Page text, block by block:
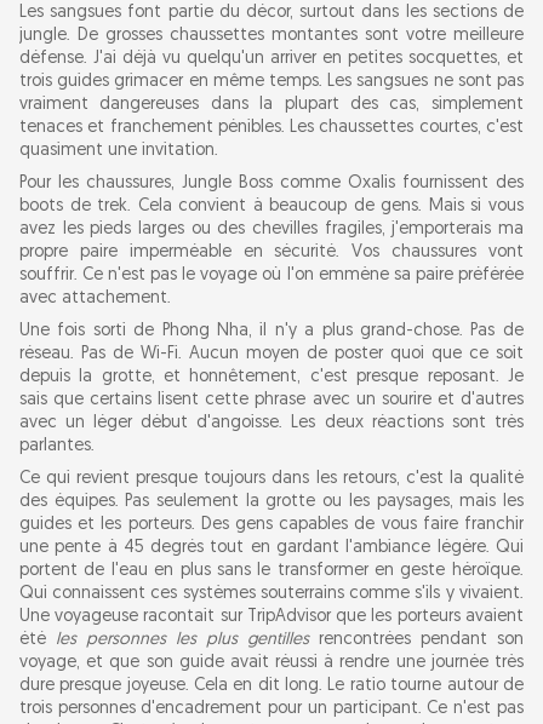
Les sangsues font partie du décor, surtout dans les sections de
jungle. De grosses chaussettes montantes sont votre meilleure
défense. J'ai déjà vu quelqu'un arriver en petites socquettes, et
trois guides grimacer en même temps. Les sangsues ne sont pas
vraiment dangereuses dans la plupart des cas, simplement
tenaces et franchement pénibles. Les chaussettes courtes, c'est
quasiment une invitation.
Pour les chaussures, Jungle Boss comme Oxalis fournissent des
boots de trek. Cela convient à beaucoup de gens. Mais si vous
avez les pieds larges ou des chevilles fragiles, j'emporterais ma
propre paire imperméable en sécurité. Vos chaussures vont
souffrir. Ce n'est pas le voyage où l'on emmène sa paire préférée
avec attachement.
Une fois sorti de Phong Nha, il n'y a plus grand-chose. Pas de
réseau. Pas de Wi-Fi. Aucun moyen de poster quoi que ce soit
depuis la grotte, et honnêtement, c'est presque reposant. Je
sais que certains lisent cette phrase avec un sourire et d'autres
avec un léger début d'angoisse. Les deux réactions sont très
parlantes.
Ce qui revient presque toujours dans les retours, c'est la qualité
des équipes. Pas seulement la grotte ou les paysages, mais les
guides et les porteurs. Des gens capables de vous faire franchir
une pente à 45 degrés tout en gardant l'ambiance légère. Qui
portent de l'eau en plus sans le transformer en geste héroïque.
Qui connaissent ces systèmes souterrains comme s'ils y vivaient.
Une voyageuse racontait sur TripAdvisor que les porteurs avaient
été les personnes les plus gentillesrencontrées pendant son
voyage, et que son guide avait réussi à rendre une journée très
dure presque joyeuse. Cela en dit long. Le ratio tourne autour de
trois personnes d'encadrement pour un participant. Ce n'est pas